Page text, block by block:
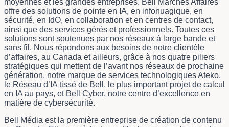
offre des solutions de pointe en IA, en infonuagique, en
sécurité, en IdO, en collaboration et en centres de contact,
ainsi que des services gérés et professionnels. Toutes ces
solutions sont soutenues par nos réseaux à large bande et
sans fil. Nous répondons aux besoins de notre clientèle
d’affaires, au Canada et ailleurs, grâce à nos quatre piliers
stratégiques qui mettent de l’avant nos réseaux de prochaine
génération, notre marque de services technologiques Ateko,
le Réseau d’IA tissé de Bell, le plus important projet de calcul
en IA au pays, et Bell Cyber, notre centre d’excellence en
matière de cybersécurité.
Bell Média est la première entreprise de création de contenu